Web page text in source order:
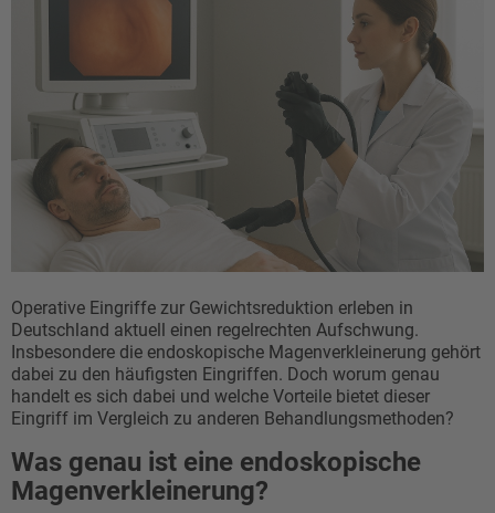
Operative Eingriffe zur Gewichtsreduktion erleben in
Deutschland aktuell einen regelrechten Aufschwung.
Insbesondere die endoskopische Magenverkleinerung gehört
dabei zu den häufigsten Eingriffen. Doch worum genau
handelt es sich dabei und welche Vorteile bietet dieser
Eingriff im Vergleich zu anderen Behandlungsmethoden?
Was genau ist eine endoskopische
Magenverkleinerung?